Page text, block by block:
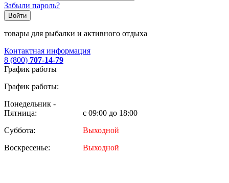
Забыли пароль?
Войти
товары для рыбалки и активного отдыха
Контактная информация
8 (800) 707-14-79
График работы
График работы:
Понедельник -
Пятница:
с 09:00 до 18:00
Суббота:
Выходной
Воскресенье:
Выходной